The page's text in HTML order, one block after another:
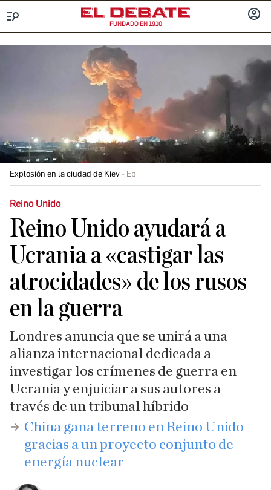
FUNDADO EN 1910
Explosión en la ciudad de Kiev Ep
Reino Unido
Reino Unido ayudará a
Ucrania a «castigar las
atrocidades» de los rusos
en la guerra
Londres anuncia que se unirá a una
alianza internacional dedicada a
investigar los crímenes de guerra en
Ucrania y enjuiciar a sus autores a
través de un tribunal híbrido
China gana terreno en Reino Unido
gracias a un proyecto conjunto de
energía nuclear